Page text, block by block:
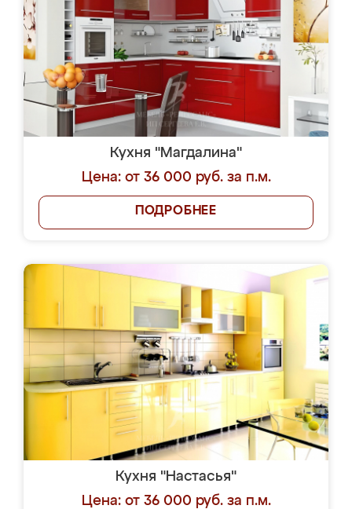
Кухня "Магдалина"
Цена: от 36 000 руб. за п.м.
ПОДРОБНЕЕ
Кухня "Настасья"
Цена: от 36 000 руб. за п.м.